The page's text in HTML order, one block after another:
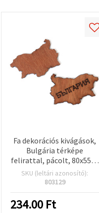
Fa dekorációs kivágások,
Bulgária térképe
felirattal, pácolt, 80x55x3
mm – 2 db
SKU (leltári azonosító):
803129
234.00 Ft